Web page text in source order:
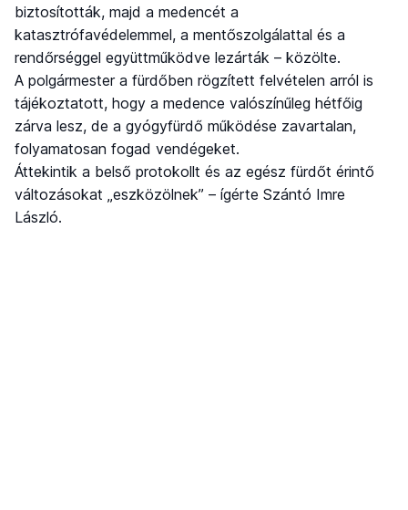
biztosították, majd a medencét a
katasztrófavédelemmel, a mentőszolgálattal és a
rendőrséggel együttműködve lezárták – közölte.
A polgármester a fürdőben rögzített felvételen arról is
tájékoztatott, hogy a medence valószínűleg hétfőig
zárva lesz, de a gyógyfürdő működése zavartalan,
folyamatosan fogad vendégeket.
Áttekintik a belső protokollt és az egész fürdőt érintő
változásokat „eszközölnek” – ígérte Szántó Imre
László.